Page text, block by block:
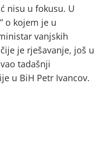
nisu u fokusu. U
o kojem je u
vanjskih
je rješavanje, još u
tadašnji
u BiH Petr Ivancov.